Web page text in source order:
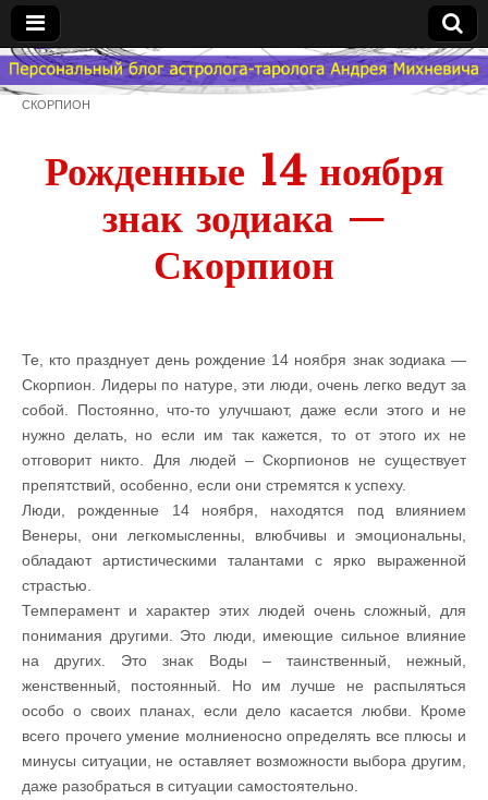
Гороскоп
Мой
Знак
Зодиака
СКОРПИОН
Рожденные 14 ноября
знак зодиака —
Скорпион
Те, кто празднует день рождение 14 ноября знак зодиака —
Скорпион. Лидеры по натуре, эти люди, очень легко ведут за
собой. Постоянно, что-то улучшают, даже если этого и не
нужно делать, но если им так кажется, то от этого их не
отговорит никто. Для людей – Скорпионов не существует
препятствий, особенно, если они стремятся к успеху.
Люди, рожденные 14 ноября, находятся под влиянием
Венеры, они легкомысленны, влюбчивы и эмоциональны,
обладают артистическими талантами с ярко выраженной
страстью.
Темперамент и характер этих людей очень сложный, для
понимания другими. Это люди, имеющие сильное влияние
на других. Это знак Воды – таинственный, нежный,
женственный, постоянный. Но им лучше не распыляться
особо о своих планах, если дело касается любви. Кроме
всего прочего умение молниеносно определять все плюсы и
минусы ситуации, не оставляет возможности выбора другим,
даже разобраться в ситуации самостоятельно.